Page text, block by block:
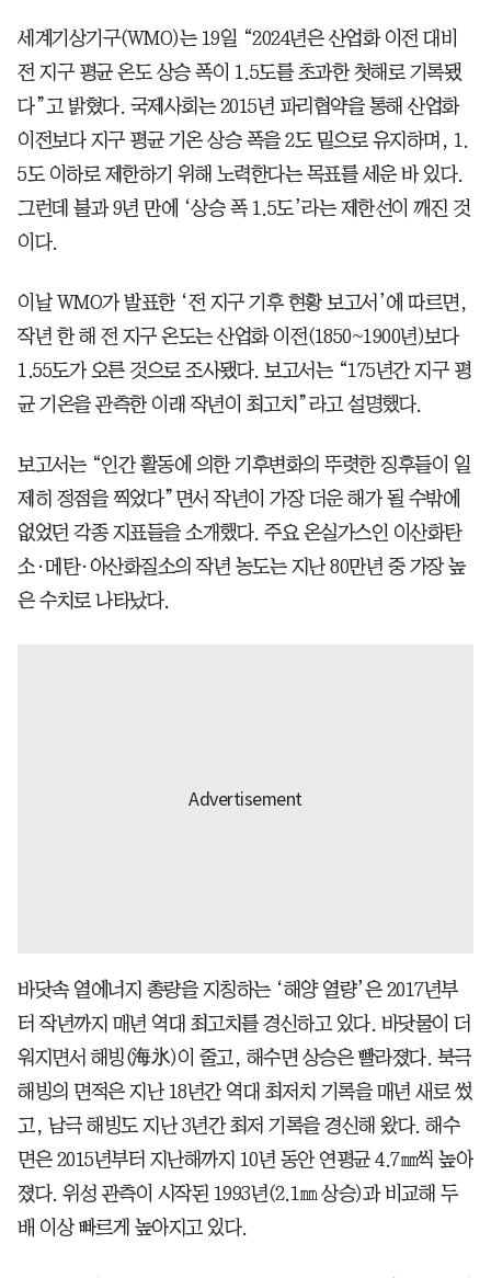
세계기상기구(WMO)는 19일 “2024년은 산업화 이전 대비
전 지구 평균 온도 상승 폭이 1.5도를 초과한 첫해로 기록됐
다”고 밝혔다. 국제사회는 2015년 파리협약을 통해 산업화
이전보다 지구 평균 기온 상승 폭을 2도 밑으로 유지하며, 1.
5도 이하로 제한하기 위해 노력한다는 목표를 세운 바 있다.
그런데 불과 9년 만에 ‘상승 폭 1.5도’라는 제한선이 깨진 것
이다.
이날 WMO가 발표한 ‘전 지구 기후 현황 보고서’에 따르면,
작년 한 해 전 지구 온도는 산업화 이전(1850~1900년)보다
1.55도가 오른 것으로 조사됐다. 보고서는 “175년간 지구 평
균 기온을 관측한 이래 작년이 최고치”라고 설명했다.
보고서는 “인간 활동에 의한 기후변화의 뚜렷한 징후들이 일
제히 정점을 찍었다”면서 작년이 가장 더운 해가 될 수밖에
없었던 각종 지표들을 소개했다. 주요 온실가스인 이산화탄
소·메탄·아산화질소의 작년 농도는 지난 80만년 중 가장 높
은 수치로 나타났다.
바닷속 열에너지 총량을 지칭하는 ‘해양 열량’은 2017년부
터 작년까지 매년 역대 최고치를 경신하고 있다. 바닷물이 더
워지면서 해빙(海氷)이 줄고, 해수면 상승은 빨라졌다. 북극
해빙의 면적은 지난 18년간 역대 최저치 기록을 매년 새로 썼
고, 남극 해빙도 지난 3년간 최저 기록을 경신해 왔다. 해수
면은 2015년부터 지난해까지 10년 동안 연평균 4.7㎜씩 높아
졌다. 위성 관측이 시작된 1993년(2.1㎜ 상승)과 비교해 두
배 이상 빠르게 높아지고 있다.